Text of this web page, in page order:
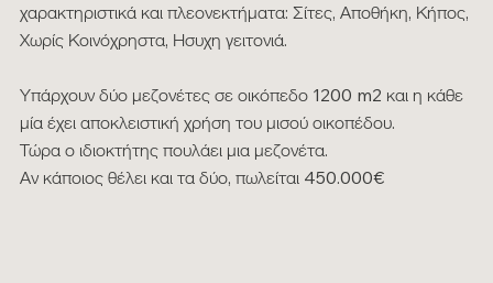
χαρακτηριστικά και πλεονεκτήματα: Σίτες, Αποθήκη, Κήπος,
Χωρίς Κοινόχρηστα, Ησυχη γειτονιά.
Υπάρχουν δύο μεζονέτες σε οικόπεδο 1200 m2 και η κάθε
μία έχει αποκλειστική χρήση του μισού οικοπέδου.
Τώρα ο ιδιοκτήτης πουλάει μια μεζονέτα.
Αν κάποιος θέλει και τα δύο, πωλείται 450.000€